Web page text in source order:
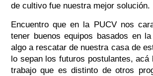
de cultivo fue nuestra mejor solución.
Encuentro que en la PUCV nos
tener buenos equipos basados en
algo a rescatar de nuestra casa de
lo sepan los futuros postulantes,
trabajo que es distinto de otros